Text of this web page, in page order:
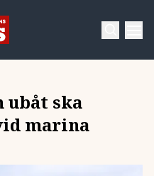
ska
marina